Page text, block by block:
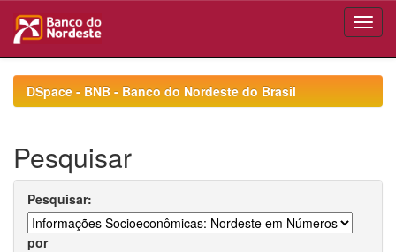
navigationDSpace - BNB - Banco do Nordeste do Brasil
Pesquisar
Pesquisar:
por